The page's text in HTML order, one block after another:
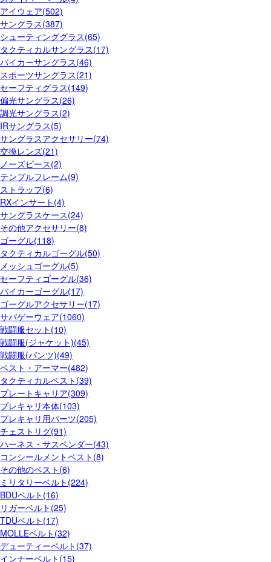
アイウェア(502)
サングラス(387)
シューティンググラス(65)
タクティカルサングラス(17)
バイカーサングラス(46)
スポーツサングラス(21)
セーフティグラス(149)
偏光サングラス(26)
調光サングラス(2)
IRサングラス(5)
サングラスアクセサリー(74)
交換レンズ(21)
ノーズピース(2)
テンプルフレーム(9)
ストラップ(6)
RXインサート(4)
サングラスケース(24)
その他アクセサリー(8)
ゴーグル(118)
タクティカルゴーグル(50)
メッシュゴーグル(5)
セーフティゴーグル(36)
バイカーゴーグル(17)
ゴーグルアクセサリー(17)
サバゲーウェア(1060)
戦闘服セット(10)
戦闘服(ジャケット)(45)
戦闘服(パンツ)(49)
ベスト・アーマー(482)
タクティカルベスト(39)
プレートキャリア(309)
プレキャリ本体(103)
プレキャリ用パーツ(205)
チェストリグ(91)
ハーネス・サスペンダー(43)
コンシールメントベスト(8)
その他のベスト(6)
ミリタリーベルト(224)
BDUベルト(16)
リガーベルト(25)
TDUベルト(17)
MOLLEベルト(32)
デューティーベルト(37)
インナーベルト(15)